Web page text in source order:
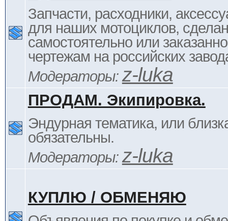
Запчасти, расходники,
для наших мотоциклов,
самостоятельно или
чертежам на российских
Модераторы: z-luka
ПРОДАМ. Экипировка.
Эндурная тематика, или
обязательны.
Модераторы: z-luka
КУПЛЮ / ОБМЕНЯЮ